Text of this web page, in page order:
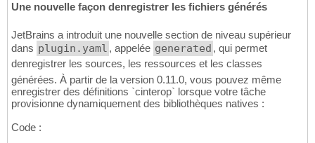
Une nouvelle façon denregistrer les fichiers générés
JetBrains a introduit une nouvelle section de niveau supérieur
dans plugin.yaml , appelée generated , qui permet
denregistrer les sources, les ressources et les classes
générées. À partir de la version 0.11.0, vous pouvez même
enregistrer des définitions `cinterop` lorsque votre tâche
provisionne dynamiquement des bibliothèques natives :
Code :